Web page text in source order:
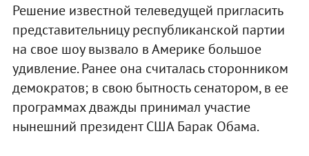
Решение известной телеведущей пригласить
представительницу республиканской партии
на свое шоу вызвало в Америке большое
удивление. Ранее она считалась сторонником
демократов; в свою бытность сенатором, в ее
программах дважды принимал участие
нынешний президент США Барак Обама.